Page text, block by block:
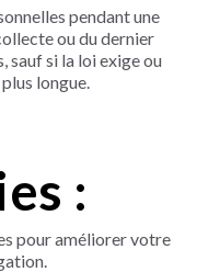
pendant une
ou du dernier
sauf si la loi exige ou
longue.
:
pour améliorer votre